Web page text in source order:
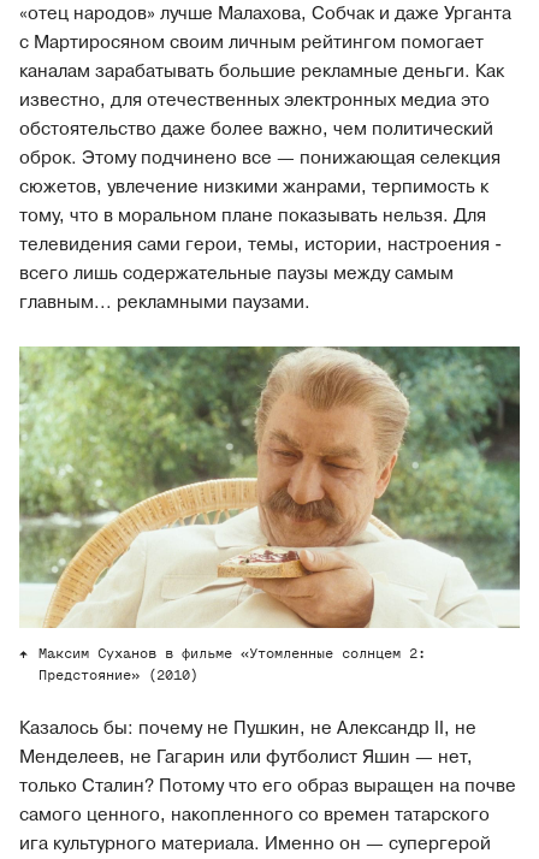
«отец народов» лучше Малахова, Собчак и даже Урганта
с Мартиросяном своим личным рейтингом помогает
каналам зарабатывать большие рекламные деньги. Как
известно, для отечественных электронных медиа это
обстоятельство даже более важно, чем политический
оброк. Этому подчинено все — понижающая селекция
сюжетов, увлечение низкими жанрами, терпимость к
тому, что в моральном плане показывать нельзя. Для
телевидения сами герои, темы, истории, настроения -
всего лишь содержательные паузы между самым
главным... рекламными паузами.
Максим Суханов в фильме «Утомленные солнцем 2:
Предстояние» (2010)
Казалось бы: почему не Пушкин, не Александр II, не
Менделеев, не Гагарин или футболист Яшин — нет,
только Сталин? Потому что его образ выращен на почве
самого ценного, накопленного со времен татарского
ига культурного материала. Именно он — супергерой